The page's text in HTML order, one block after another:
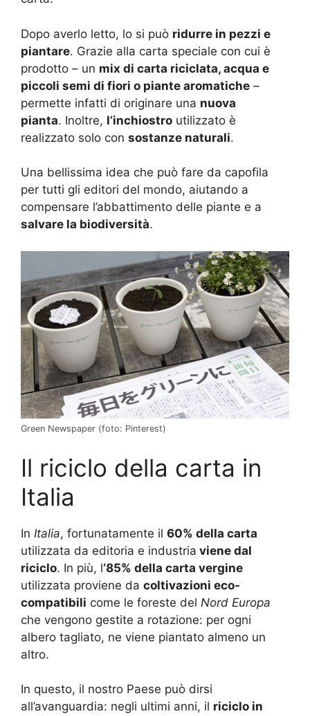
Dopo averlo letto, lo si può ridurre in pezzi e
piantare. Grazie alla carta speciale con cui è
prodotto – un mix di carta riciclata, acqua e
piccoli semi di fiori o piante aromatiche –
permette infatti di originare una nuova
pianta. Inoltre, l’inchiostro utilizzato è
realizzato solo con sostanze naturali.
Una bellissima idea che può fare da capofila
per tutti gli editori del mondo, aiutando a
compensare l’abbattimento delle piante e a
salvare la biodiversità.
Green Newspaper (foto: Pinterest)
Il riciclo della carta in
Italia
In Italia, fortunatamente il 60% della carta
utilizzata da editoria e industria viene dal
riciclo. In più, l‘85% della carta vergine
utilizzata proviene da coltivazioni eco-
compatibili come le foreste del Nord Europa
che vengono gestite a rotazione: per ogni
albero tagliato, ne viene piantato almeno un
altro.
In questo, il nostro Paese può dirsi
all’avanguardia: negli ultimi anni, il riciclo in